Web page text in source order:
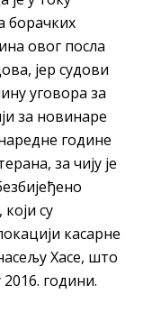
борачких
овог посла
јер судови
уговора за
за новинаре
године
за чију је
су
касарне
Хасе, што
години.